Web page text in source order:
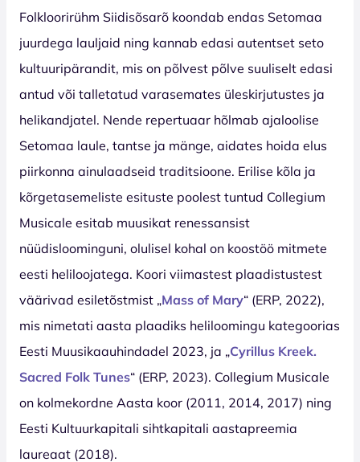
Folkloorirühm Siidisõsarõ koondab endas Setomaa
juurdega lauljaid ning kannab edasi autentset seto
kultuuripärandit, mis on põlvest põlve suuliselt edasi
antud või talletatud varasemates üleskirjutustes ja
helikandjatel. Nende repertuaar hõlmab ajaloolise
Setomaa laule, tantse ja mänge, aidates hoida elus
piirkonna ainulaadseid traditsioone. Erilise kõla ja
kõrgetasemeliste esituste poolest tuntud Collegium
Musicale esitab muusikat renessansist
nüüdisloominguni, olulisel kohal on koostöö mitmete
eesti heliloojatega. Koori viimastest plaadistustest
väärivad esiletõstmist „Mass of Mary“ (ERP, 2022),
mis nimetati aasta plaadiks heliloomingu kategoorias
Eesti Muusikaauhindadel 2023, ja „Cyrillus Kreek.
Sacred Folk Tunes“ (ERP, 2023). Collegium Musicale
on kolmekordne Aasta koor (2011, 2014, 2017) ning
Eesti Kultuurkapitali sihtkapitali aastapreemia
laureaat (2018).